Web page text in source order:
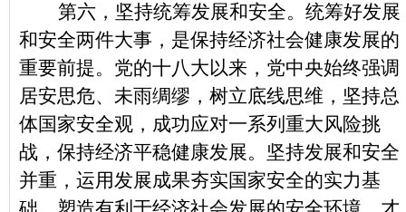
第六，坚持统筹发展和安全。统筹好发展
和安全两件大事，是保持经济社会健康发展的
重要前提。党的十八大以来，党中央始终强调
居安思危、未雨绸缪，树立底线思维，坚持总
体国家安全观，成功应对一系列重大风险挑
战，保持经济平稳健康发展。坚持发展和安全
并重，运用发展成果夯实国家安全的实力基